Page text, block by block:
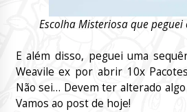
Escolha Misteriosa que
E além disso, peguei uma
Weavile ex por abrir 10x
Não sei… Devem ter alterado
Vamos ao post de hoje!